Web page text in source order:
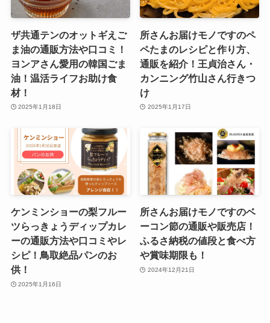
ザ共通テンのオットギえご
ま油の通販方法や口コミ！
ヨンアさん愛用の韓国ごま
油！温活ライフお助け食
材！
2025年1月18日
所さんお届けモノですのペ
ペたまのレシピと作り方、
通販を紹介！王貞治さん・
カンニング竹山さん行きつ
け
2025年1月17日
ケンミンショーの梨フルー
ツらっきょうディップカレ
ーの通販方法や口コミやレ
シピ！鳥取絶品パンのお
供！
2025年1月16日
所さんお届けモノですのベ
ーコン節の通販や販売店！
ふるさ納税の値段と食べ方
や賞味期限も！
2024年12月21日